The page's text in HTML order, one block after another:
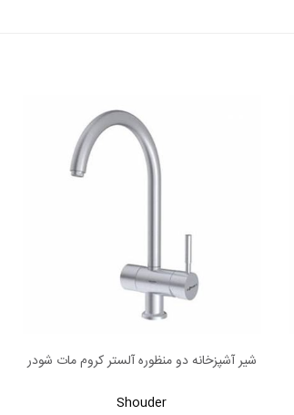
اطلاعات بیشتر
شیر آشپزخانه دو منظوره آلستر کروم مات شودر
Shouder